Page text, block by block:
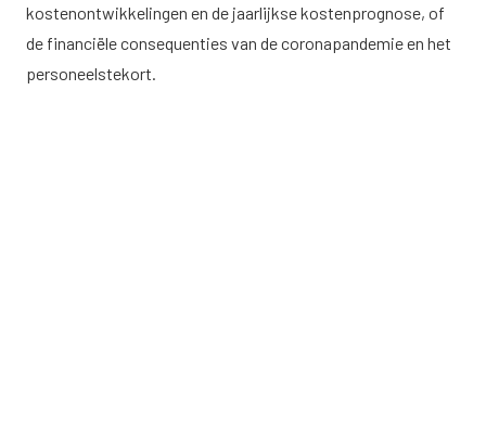
kostenontwikkelingen en de jaarlijkse kostenprognose, of
de financiële consequenties van de coronapandemie en het
personeelstekort.